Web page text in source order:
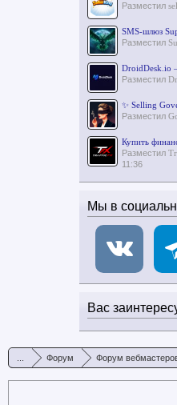
Разместил
SMS-шлюз
Разместил
DroidDesk.io
Разместил
✨ Selling
Разместил
Купить
Разместил
11:36
Мы в
Вас
Форум Форум